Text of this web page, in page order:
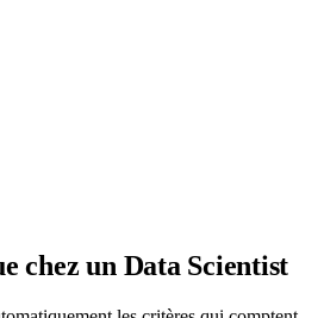
chez un Data Scientist